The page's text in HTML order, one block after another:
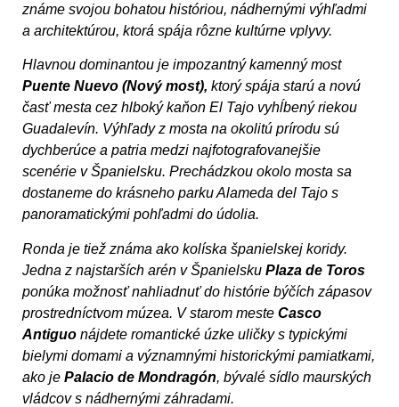
známe svojou bohatou históriou, nádhernými výhľadmi
a architektúrou, ktorá spája rôzne kultúrne vplyvy.
Hlavnou dominantou je impozantný kamenný most
Puente Nuevo (Nový most), ktorý spája starú a novú
časť mesta cez hlboký kaňon El Tajo vyhĺbený riekou
Guadalevín. Výhľady z mosta na okolitú prírodu sú
dychberúce a patria medzi najfotografovanejšie
scenérie v Španielsku. Prechádzkou okolo mosta sa
dostaneme do krásneho parku Alameda del Tajo s
panoramatickými pohľadmi do údolia.
Ronda je tiež známa ako kolíska španielskej koridy.
Jedna z najstarších arén v Španielsku Plaza de Toros
ponúka možnosť nahliadnuť do histórie býčích zápasov
prostredníctvom múzea. V starom meste Casco
Antiguo nájdete romantické úzke uličky s typickými
bielymi domami a významnými historickými pamiatkami,
ako je Palacio de Mondragón, bývalé sídlo maurských
vládcov s nádhernými záhradami.